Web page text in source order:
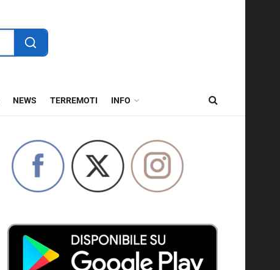
NEWS TERREMOTI INFO